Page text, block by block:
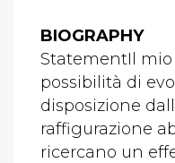
BIOGRAPHY
StatementIl
possibilità di
disposizione
raffigurazione
ricercano un